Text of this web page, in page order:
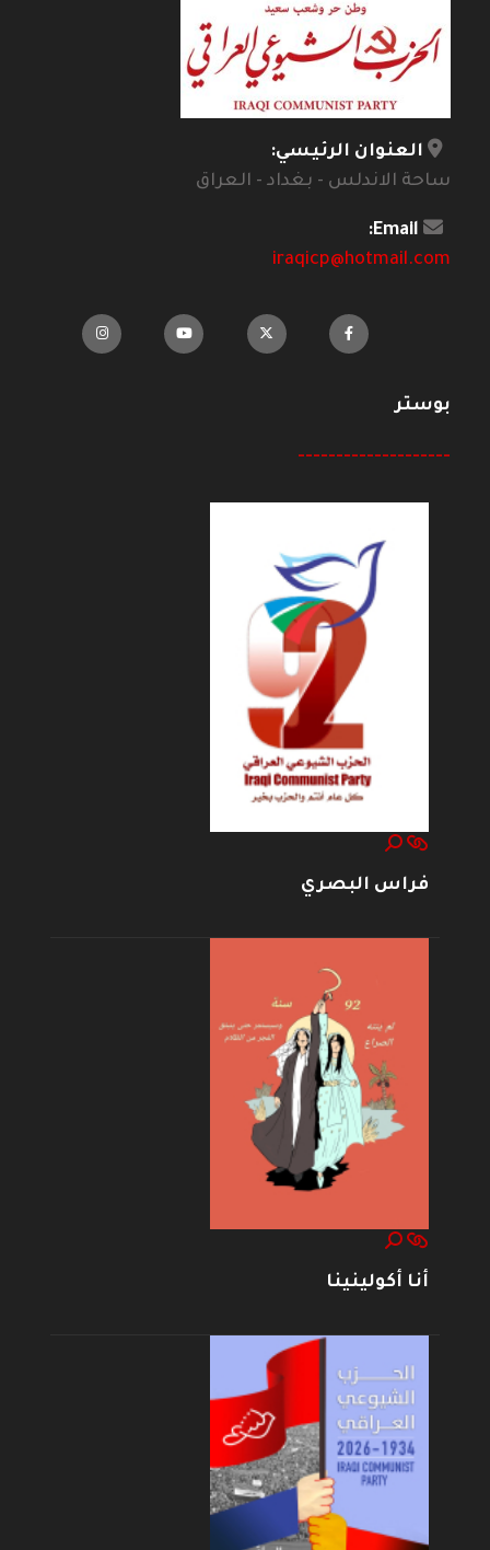
العنوان الرئيسي:
ساحة الاندلس - بغداد - العراق
Email:
iraqicp@hotmail.com
بوستر
--------------------
فراس البصري
أنا أكولينينا